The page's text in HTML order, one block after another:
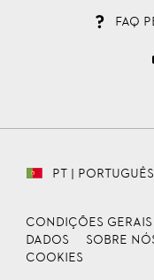
FAQ
PT | PORTUGUÊS
CONDIÇÕES
DADOS
SOBRE
COOKIES